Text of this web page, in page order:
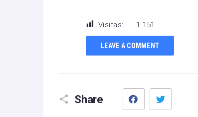
Visitas: 1.151
LEAVE A COMMENT
Share
Facebook